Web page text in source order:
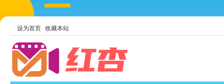
设为首页 收藏本站